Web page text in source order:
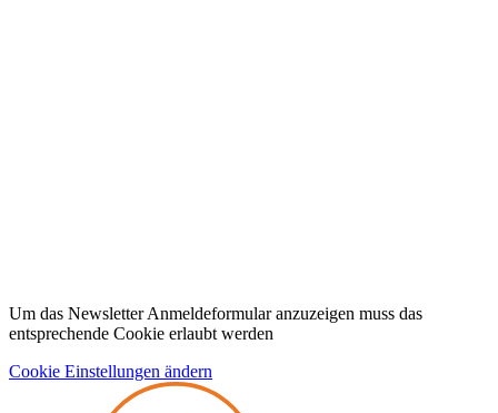
Um das Newsletter Anmeldeformular anzuzeigen muss das
entsprechende Cookie erlaubt werden
Cookie Einstellungen ändern